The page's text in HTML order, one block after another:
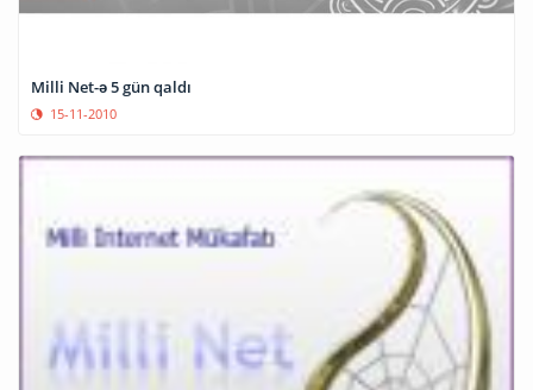
Milli Net-ə 5 gün qaldı
15-11-2010